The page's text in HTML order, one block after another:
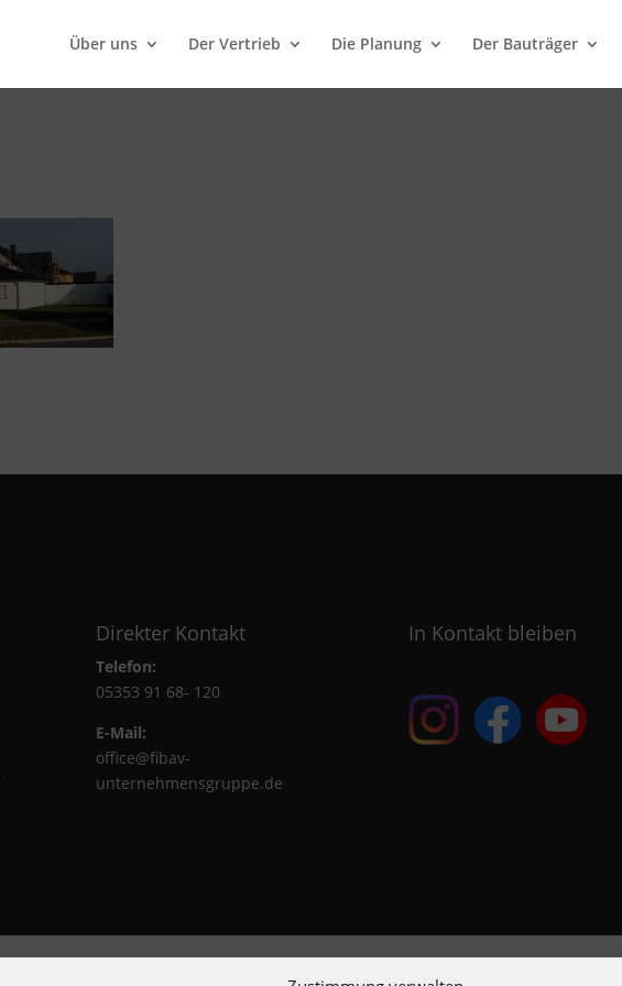
Über uns Der Vertrieb Die Planung Der Bauträger
Direkter Kontakt
Telefon:
05353 91 68- 120
E-Mail:
office@fibav-
unternehmensgruppe.de
In Kontakt bleiben